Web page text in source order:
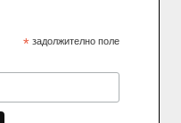
* задолжително поле